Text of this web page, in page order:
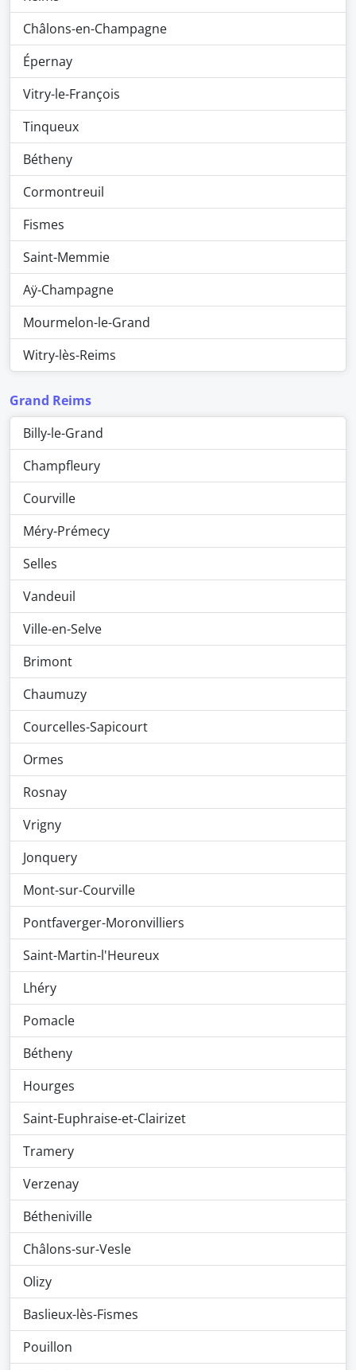
Châlons-en-Champagne
Épernay
Vitry-le-François
Tinqueux
Bétheny
Cormontreuil
Fismes
Saint-Memmie
Aÿ-Champagne
Mourmelon-le-Grand
Witry-lès-Reims
Grand Reims
Billy-le-Grand
Champfleury
Courville
Méry-Prémecy
Selles
Vandeuil
Ville-en-Selve
Brimont
Chaumuzy
Courcelles-Sapicourt
Ormes
Rosnay
Vrigny
Jonquery
Mont-sur-Courville
Pontfaverger-Moronvilliers
Saint-Martin-l'Heureux
Lhéry
Pomacle
Bétheny
Hourges
Saint-Euphraise-et-Clairizet
Tramery
Verzenay
Bétheniville
Châlons-sur-Vesle
Olizy
Baslieux-lès-Fismes
Pouillon